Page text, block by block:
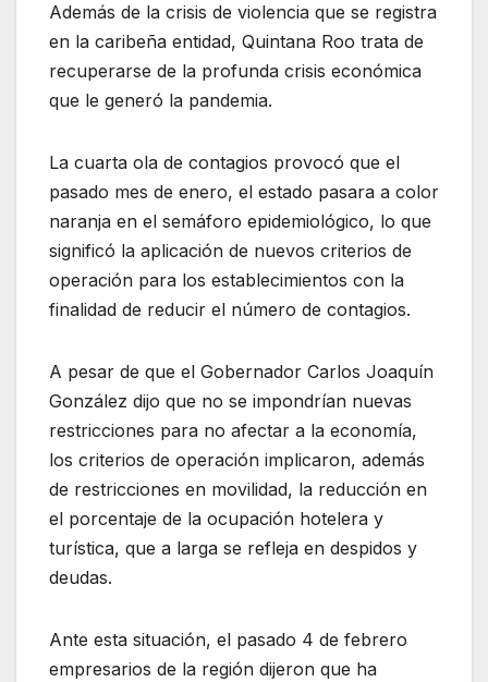
Además de la crisis de violencia que se registra
en la caribeña entidad, Quintana Roo trata de
recuperarse de la profunda crisis económica
que le generó la pandemia.
La cuarta ola de contagios provocó que el
pasado mes de enero, el estado pasara a color
naranja en el semáforo epidemiológico, lo que
significó la aplicación de nuevos criterios de
operación para los establecimientos con la
finalidad de reducir el número de contagios.
A pesar de que el Gobernador Carlos Joaquín
González dijo que no se impondrían nuevas
restricciones para no afectar a la economía,
los criterios de operación implicaron, además
de restricciones en movilidad, la reducción en
el porcentaje de la ocupación hotelera y
turística, que a larga se refleja en despidos y
deudas.
Ante esta situación, el pasado 4 de febrero
empresarios de la región dijeron que ha